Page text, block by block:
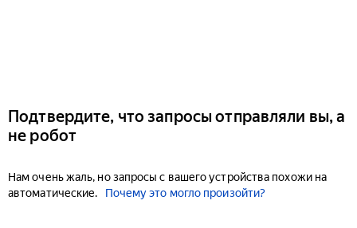
Подтвердите, что запросы отправляли вы, а
не робот
Нам очень жаль, но запросы с вашего устройства похожи на
автоматические.
Почему это могло произойти?